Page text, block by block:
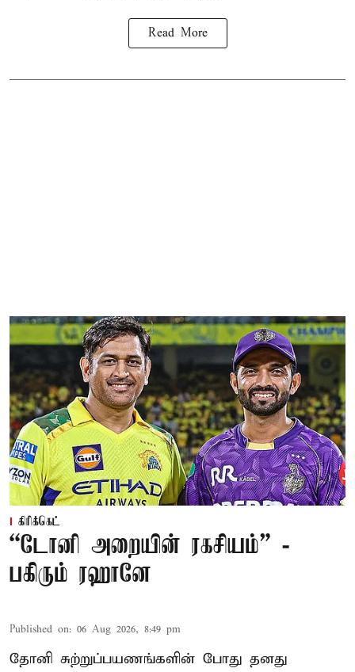
Read More
கிரிக்கெட்
“டோனி அறையின் ரகசியம்” -
பகிரும் ரஹானே
Published on: 06 Aug 2026, 8:49 pm
தோனி சுற்றுப்பயணங்களின் போது தனது